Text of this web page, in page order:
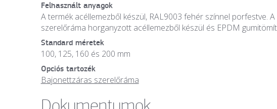
Felhasznált anyagok
A termék acéllemezből készül, RAL9003 fehér színnel porfestve.
szerelőráma horganyzott acéllemezből készül és EPDM
Standard méretek
100, 125, 160 és 200 mm
Opciós tartozék
Bajonettzáras szerelőráma